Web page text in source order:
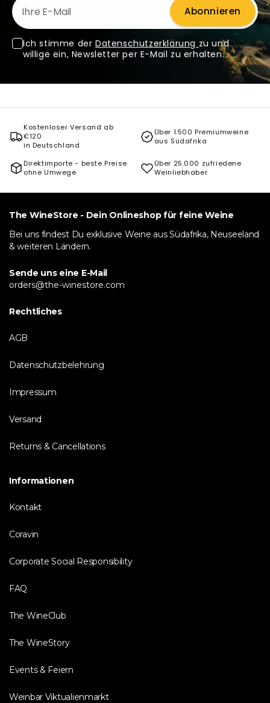
Abonnieren
Ich stimme der Datenschutzerklärung zu und
willige ein, Newsletter per E-Mail zu erhalten.
Kostenloser Versand ab
€120
in Deutschland
Über 1.500 Premiumweine
aus Südafrika
Direktimporte - beste Preise
ohne Umwege
Über 25.000 zufriedene
Weinliebhaber
The WineStore - Dein Onlineshop für feine Weine
Bei uns findest Du exklusive Weine aus Südafrika, Neuseeland
& weiteren Ländern.
Sende uns eine E-Mail
orders@the-winestore.com
Rechtliches
AGB
Datenschutzbelehrung
Impressum
Versand
Returns & Cancellations
Informationen
Kontakt
Coravin
Corporate Social Responsibility
FAQ
The WineClub
The WineStory
Events & Feiern
Weinbar Viktualienmarkt